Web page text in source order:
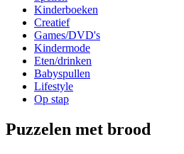
Kinderboeken
Creatief
Games/DVD's
Kindermode
Eten/drinken
Babyspullen
Lifestyle
Op stap
Puzzelen met brood